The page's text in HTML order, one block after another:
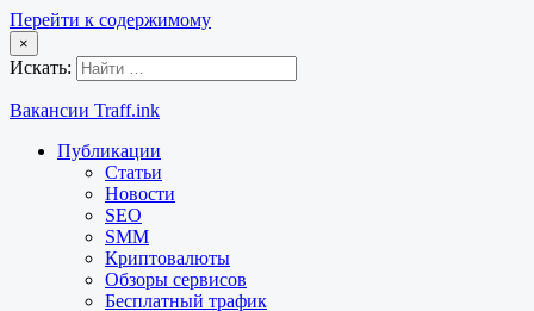
Перейти к содержимому
×
Искать:
Вакансии Traff.ink
Публикации
Статьи
Новости
SEO
SMM
Криптовалюты
Обзоры сервисов
Бесплатный трафик